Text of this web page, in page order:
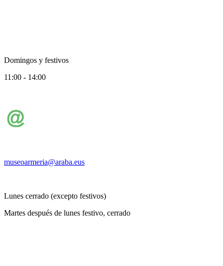
Domingos y festivos
11:00 - 14:00
museoarmeria@araba.eus
Lunes cerrado (excepto festivos)
Martes después de lunes festivo, cerrado